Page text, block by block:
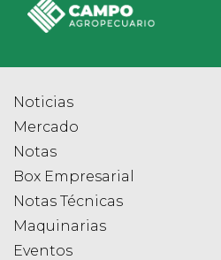
Noticias
Mercado
Notas
Box Empresarial
Notas Técnicas
Maquinarias
Eventos